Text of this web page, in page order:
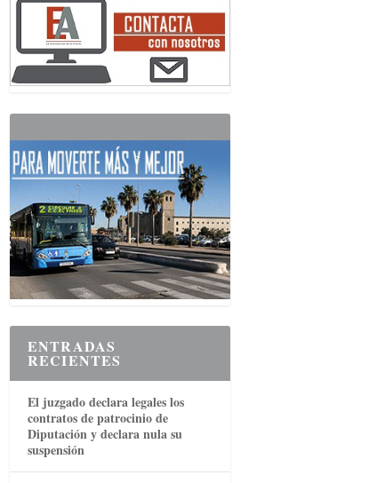
ENTRADAS
RECIENTES
El juzgado declara legales los
contratos de patrocinio de
Diputación y declara nula su
suspensión